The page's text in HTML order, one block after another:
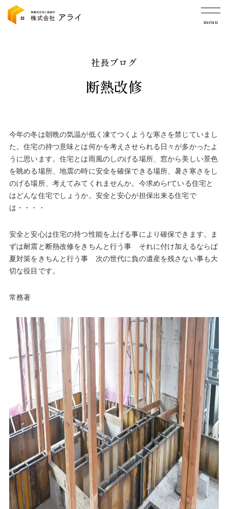
menu
社長ブログ
断熱改修
今年の冬は朝晩の気温が低く凍てつくような寒さを禁じていまし
た。住宅の持つ意味とは何かを考えさせられる日々が多かったよ
うに思います。住宅とは雨風のしのげる場所、窓から美しい景色
を眺める場所、地震の時に安全を確保できる場所、暑さ寒さをし
のげる場所、考えてみてくれませんか。今求めらrている住宅と
はどんな住宅でしょうか。安全と安心が担保出来る住宅で
は・・・・
安全と安心は住宅の持つ性能を上げる事により確保できます。ま
ずは耐震と断熱改修をきちんと行う事 それに付け加えるならば
夏対策をきちんと行う事 次の世代に負の遺産を残さない事も大
切な役目です。
常務著